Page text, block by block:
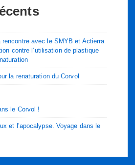
rencontre avec le SMYB et Actierra
contre l’utilisation de plastique
la renaturation du Corvol
le Corvol !
et l’apocalypse. Voyage dans le